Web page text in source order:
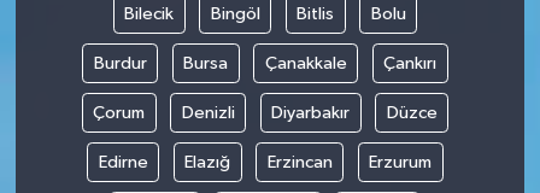
Bilecik Bingöl Bitlis Bolu
Burdur Bursa Çanakkale Çankırı
Çorum Denizli Diyarbakır Düzce
Edirne Elazığ Erzincan Erzurum